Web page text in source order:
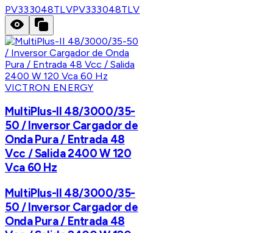
PV333048TLVPV333048TLV
VICTRON ENERGY
MultiPlus-II 48/3000/35-
50 / Inversor Cargador de
Onda Pura / Entrada 48
Vcc / Salida 2400 W 120
Vca 60 Hz
MultiPlus-II 48/3000/35-
50 / Inversor Cargador de
Onda Pura / Entrada 48